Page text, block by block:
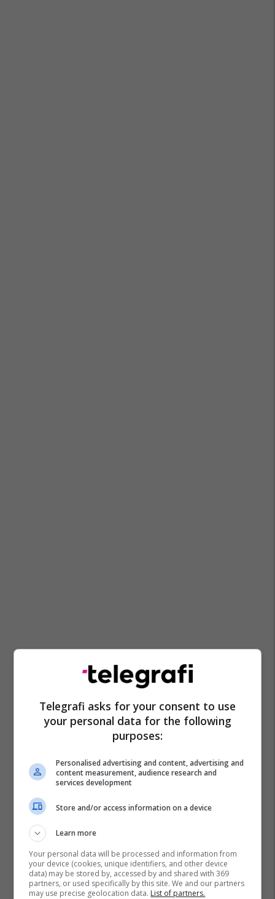
Glauk Konjufca Bob Dole
Vjosa Osmani
Albin Kurti
Telegrafi asks for your consent to use
your personal data for the following
purposes:
Personalised advertising and content, advertising and
content measurement, audience research and
services development
Store and/or access information on a device
Learn more
Your personal data will be processed and information from
your device (cookies, unique identifiers, and other device
data) may be stored by, accessed by and shared with 369
partners, or used specifically by this site. We and our partners
may use precise geolocation data. List of partners.